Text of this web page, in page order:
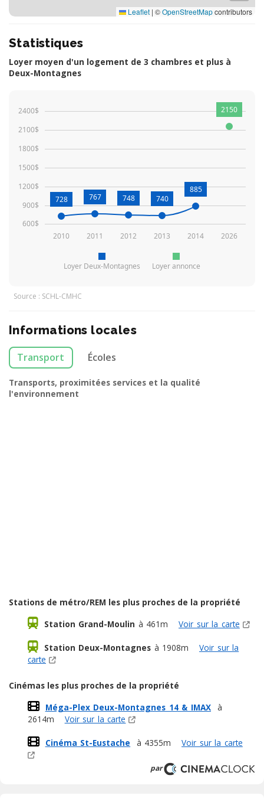
Leaflet | ©OpenStreetMapcontributors
Statistiques
Loyer moyen d'un logement de 3 chambres et plus à
Deux-Montagnes
Loyer Deux-Montagnes Loyer annonce
2010 2011 2012 2013 2014 2026
600$
900$
1200$
1500$
1800$
2100$
2400$
728 767 748 740
885
2150
Source : SCHL-CMHC
Informations locales
Transport Écoles
Transports, proximitées services et la qualité
l'environnement
Stations de métro/REM les plus proches de la propriété
Station Grand-Moulin à 461m Voir sur la carte
Station Deux-Montagnes à 1908m
Voir sur la
carte
Cinémas les plus proches de la propriété
Méga-Plex Deux-Montagnes 14 & IMAX à
2614m
Voir sur la carte
Cinéma St-Eustache à 4355m Voir sur la carte
par